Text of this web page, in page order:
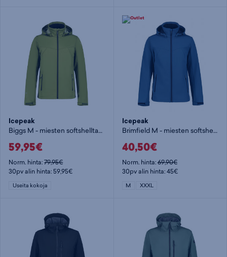
Icepeak
Biggs M - miesten softshelltakki
59,95€
Norm. hinta:79,95€
30pv alin hinta: 59,95€
Useita kokoja
Icepeak
Brimfield M - miesten softshelltakki
40,50€
Norm. hinta:69,90€
30pv alin hinta: 45€
M XXXL